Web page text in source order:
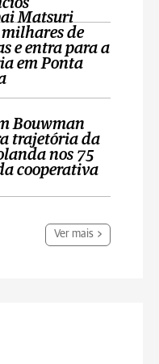
Matsuri
de
e entra para a
em Ponta
Bouwman
trajetória da
nos 75
cooperativa
Ver mais